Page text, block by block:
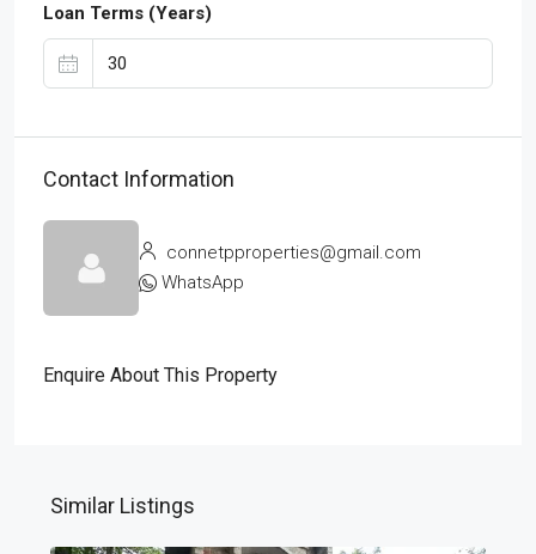
Loan Terms (Years)
Contact Information
connetpproperties@gmail.com
WhatsApp
Enquire About This Property
Similar Listings